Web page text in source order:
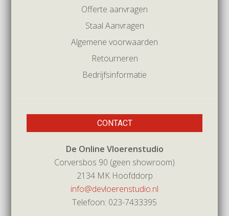
Offerte aanvragen
Staal Aanvragen
Algemene voorwaarden
Retourneren
Bedrijfsinformatie
CONTACT
De Online Vloerenstudio
Corversbos 90 (geen showroom)
2134 MK Hoofddorp
info@devloerenstudio.nl
Telefoon: 023-7433395